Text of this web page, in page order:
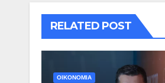
RELATED POST
ΟΙΚΟΝΟΜΙΑ